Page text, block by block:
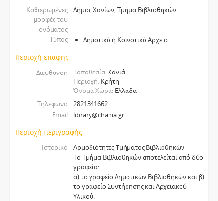
Καθιερωμένες
μορφές του
ονόματος
Δήμος Χανίων, Τμήμα Βιβλιοθηκών
Τύπος Δημοτικό ή Κοινοτικό Αρχείο
Περιοχή επαφής
Διεύθυνση Τοποθεσία Χανιά
Περιοχή Κρήτη
Όνομα Χώρα Ελλάδα
Τηλέφωνο
2821341662
Email
library@chania.gr
Περιοχή περιγραφής
Ιστορικό
Αρμοδιότητες Τμήματος Βιβλιοθηκών
Το Τμήμα Βιβλιοθηκών αποτελείται από δύο
γραφεία:
α) το γραφείο Δημοτικών Βιβλιοθηκών και β)
το γραφείο Συντήρησης και Αρχειακού
Υλικού.